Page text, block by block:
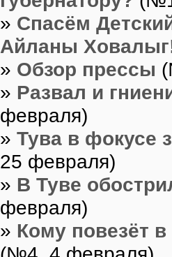
» Спасём
Айланы
» Обзор прессы
» Развал и
февраля)
» Тува в фокусе
25 февраля)
» В Туве
февраля)
» Кому повезёт